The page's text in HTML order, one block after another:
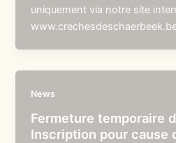
uniquement via notre site
News
Fermeture temporaire
Inscription pour cause